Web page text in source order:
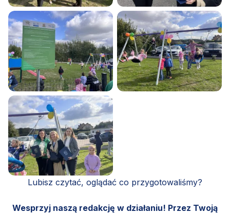
Lubisz czytać, oglądać co przygotowaliśmy?
Wesprzyj naszą redakcję w działaniu! Przez Twoją